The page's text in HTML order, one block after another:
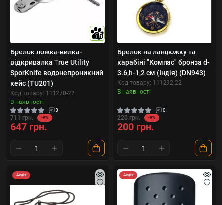
10
Брелок ложка-вилка-
відкривалка True Utility
SporKnife водонепроникний
кейс (TU201)
Код товару: 111270-22
В наявності
0
711 грн. -9%
647 грн.
Брелок на ланцюжку та
карабіні "Компас" бронза d-
3.6,h-1,2 см (Індія) (DN943)
Код товару: 111292-22
В наявності
0
220 грн. -9%
200 грн.
Акція Акція